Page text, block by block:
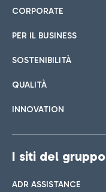
CORPORATE
PER IL BUSINESS
SOSTENIBILITÀ
QUALITÀ
INNOVATION
I siti del gruppo
ADR ASSISTANCE